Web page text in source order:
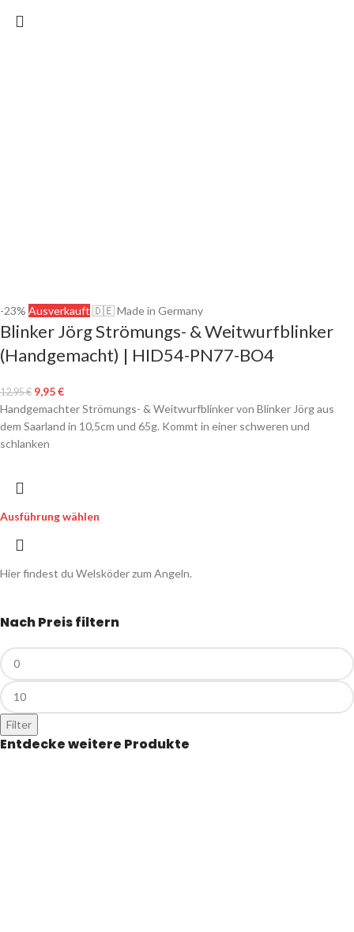
Nach Preis filtern
Filter
Entdecke weitere Produkte
-23% Ausverkauft 🇩🇪 Made in Germany
Blinker Jörg Strömungs- & Weitwurfblinker
(Handgemacht) | HID54-PN77-BO4
12,95€ 9,95€
Handgemachter Strömungs- & Weitwurfblinker von Blinker Jörg aus
dem Saarland in 10,5cm und 65g. Kommt in einer schweren und
schlanken
Ausführung wählen
Hier findest du Welsköder zum Angeln.